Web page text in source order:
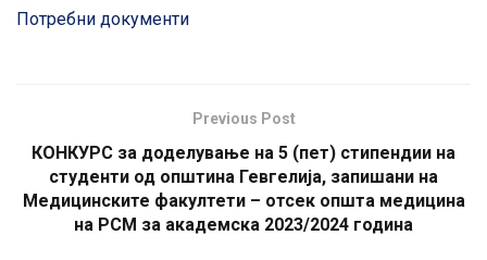
Потребни документи
Previous Post
КОНКУРС за доделување на 5 (пет) стипендии на
студенти од општина Гевгелија, запишани на
Медицинските факултети – отсек општа медицина
на РСМ за академска 2023/2024 година